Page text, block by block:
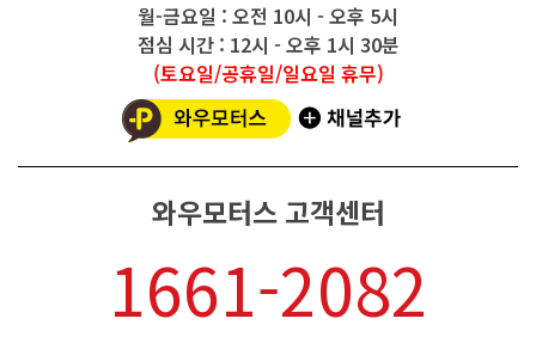
월-금요일 : 오전 10시 - 오후 5시
점심 시간 : 12시 - 오후 1시 30분
(토요일/공휴일/일요일 휴무)
와우모터스 고객센터
1661-2082